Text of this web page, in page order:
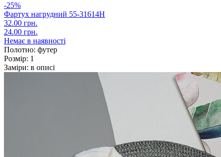
-25%
Фартух нагрудний 55-31614Н
32.00 грн.
24.00 грн.
Немає в наявності
Полотно: футер
Розмір: 1
Заміри: в описі